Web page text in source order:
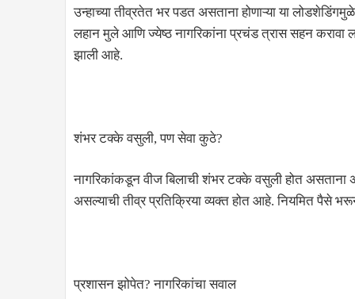
उन्हाच्या तीव्रतेत भर पडत असताना होणाऱ्या या
लहान मुले आणि ज्येष्ठ नागरिकांना प्रचंड त्रास सहन करावा
झाली आहे.
शंभर टक्के वसुली, पण सेवा कुठे?
नागरिकांकडून वीज बिलाची शंभर टक्के वसुली होत असताना
असल्याची तीव्र प्रतिक्रिया व्यक्त होत आहे. नियमित पैसे
प्रशासन झोपेत? नागरिकांचा सवाल